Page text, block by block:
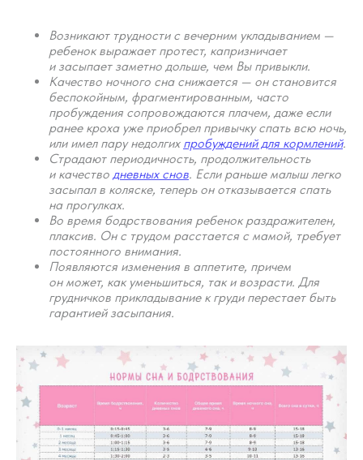
Возникают трудности с вечерним укладыванием —
ребенок выражает протест, капризничает
и засыпает заметно дольше, чем Вы привыкли.
Качество ночного сна снижается — он становится
беспокойным, фрагментированным, часто
пробуждения сопровождаются плачем, даже если
ранее кроха уже приобрел привычку спать всю ночь,
или имел пару недолгих пробуждений для кормлений.
Страдают периодичность, продолжительность
и качество дневных снов. Если раньше малыш легко
засыпал в коляске, теперь он отказывается спать
на прогулках.
Во время бодрствования ребенок раздражителен,
плаксив. Он с трудом расстается с мамой, требует
постоянного внимания.
Появляются изменения в аппетите, причем
он может, как уменьшиться, так и возрасти. Для
грудничков прикладывание к груди перестает быть
гарантией засыпания.